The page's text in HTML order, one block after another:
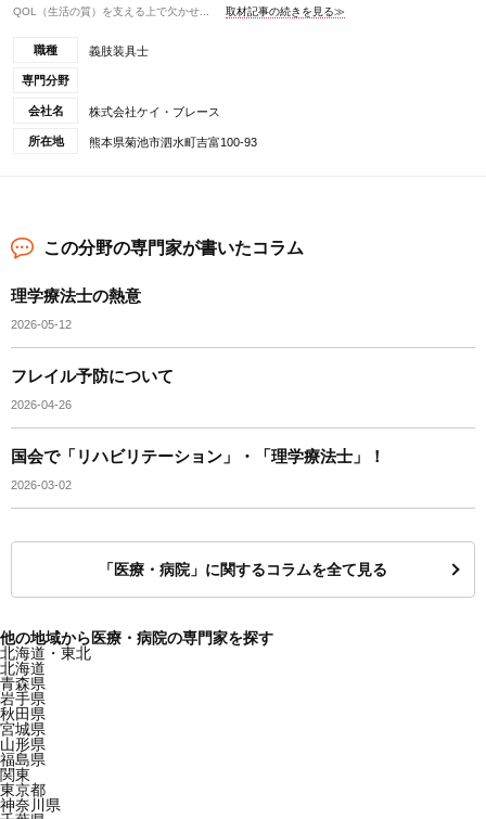
QOL（生活の質）を支える上で欠かせ...
取材記事の続きを見る≫
職種 義肢装具士
専門分野
会社名 株式会社ケイ・ブレース
所在地 熊本県菊池市泗水町吉富100-93
この分野の専門家が書いたコラム
理学療法士の熱意
2026-05-12
フレイル予防について
2026-04-26
国会で「リハビリテーション」・「理学療法士」！
2026-03-02
「医療・病院」に関するコラムを全て見る
他の地域から医療・病院の専門家を探す
北海道・東北
北海道
青森県
岩手県
秋田県
宮城県
山形県
福島県
関東
東京都
神奈川県